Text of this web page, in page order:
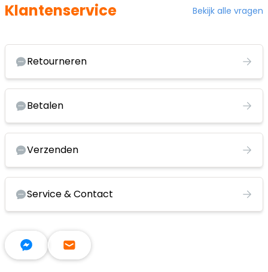
Klantenservice Bekijk alle vragen
Retourneren
Betalen
Verzenden
Service & Contact